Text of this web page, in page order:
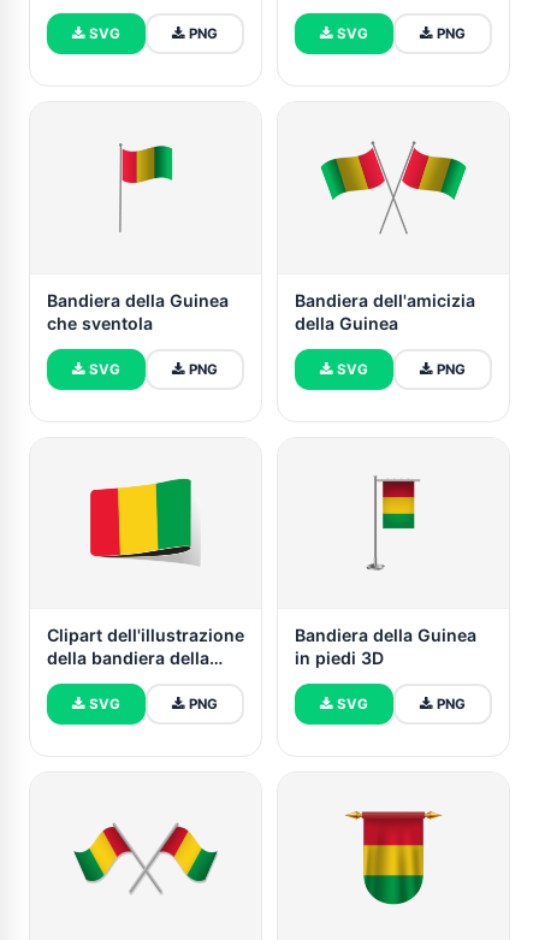
SVG PNG SVG PNG
Bandiera della Guinea
che sventola
SVG PNG
Bandiera dell'amicizia
della Guinea
SVG PNG
Clipart dell'illustrazione
della bandiera della
Guinea
SVG PNG
Bandiera della Guinea
in piedi 3D
SVG PNG